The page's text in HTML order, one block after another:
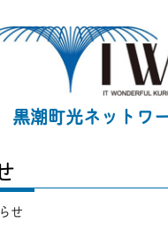
黒潮町光ネットワ
せ